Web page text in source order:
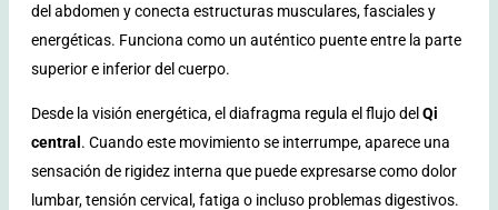
del abdomen y conecta estructuras musculares, fasciales y
energéticas. Funciona como un auténtico puente entre la parte
superior e inferior del cuerpo.
Desde la visión energética, el diafragma regula el flujo delQi
central. Cuando este movimiento se interrumpe, aparece una
sensación de rigidez interna que puede expresarse como dolor
lumbar, tensión cervical, fatiga o incluso problemas digestivos.